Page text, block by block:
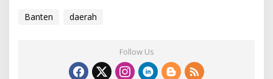
Banten daerah
Follow Us